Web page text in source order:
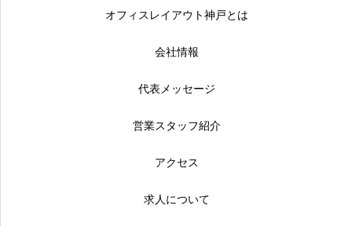
オフィスレイアウト神戸とは
会社情報
代表メッセージ
営業スタッフ紹介
アクセス
求人について